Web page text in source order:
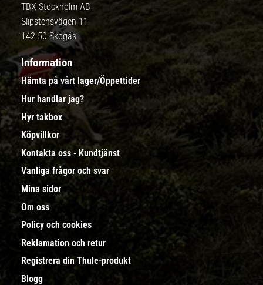
TBX Stockholm AB
Slipstensvägen 11
142 50 Skogås
Information
Hämta på vårt lager/Öppettider
Hur handlar jag?
Hyr takbox
Köpvillkor
Kontakta oss - Kundtjänst
Vanliga frågor och svar
Mina sidor
Om oss
Policy och cookies
Reklamation och retur
Registrera din Thule-produkt
Blogg